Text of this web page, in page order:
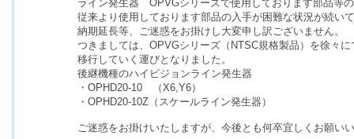
ライン発生器 OPVGシリーズで使用しております部品等
従来より使用しております部品の入手が困難な状況が続い
納期延長等、ご迷惑をお掛けし大変申し訳ございません。
つきましては、OPVGシリーズ（NTSC規格製品）を徐々
移行していく運びとなりました。
後継機種のハイビジョンライン発生器
・OPHD20-10 （X6,Y6）
・OPHD20-10Z（スケールライン発生器）
ご迷惑をお掛けいたしますが、今後とも何卒宜しくお願い